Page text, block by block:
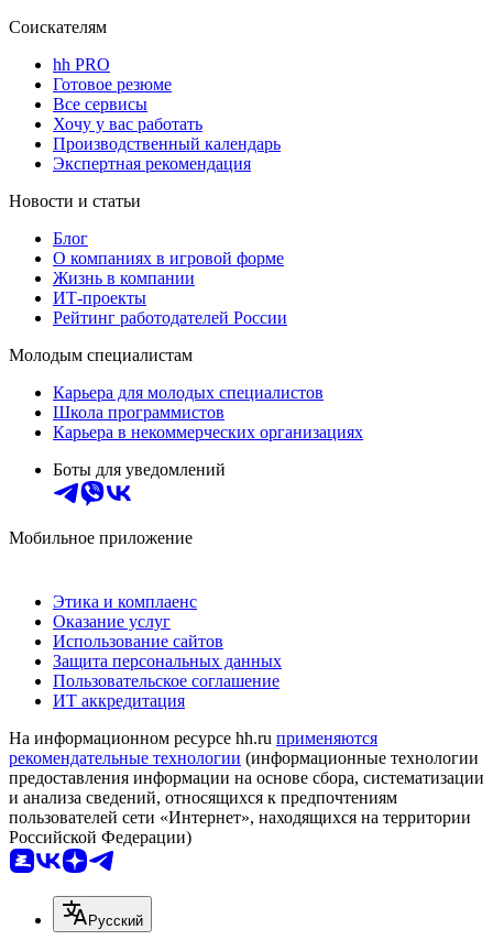
Соискателям
hh PRO
Готовое резюме
Все сервисы
Хочу у вас работать
Производственный календарь
Экспертная рекомендация
Новости и статьи
Блог
О компаниях в игровой форме
Жизнь в компании
ИТ-проекты
Рейтинг работодателей России
Молодым специалистам
Карьера для молодых специалистов
Школа программистов
Карьера в некоммерческих организациях
Боты для уведомлений
Мобильное приложение
Этика и комплаенс
Оказание услуг
Использование сайтов
Защита персональных данных
Пользовательское соглашение
ИТ аккредитация
На информационном ресурсе hh.ru применяются
рекомендательные технологии (информационные технологии
предоставления информации на основе сбора, систематизации
и анализа сведений, относящихся к предпочтениям
пользователей сети «Интернет», находящихся на территории
Российской Федерации)
Русский